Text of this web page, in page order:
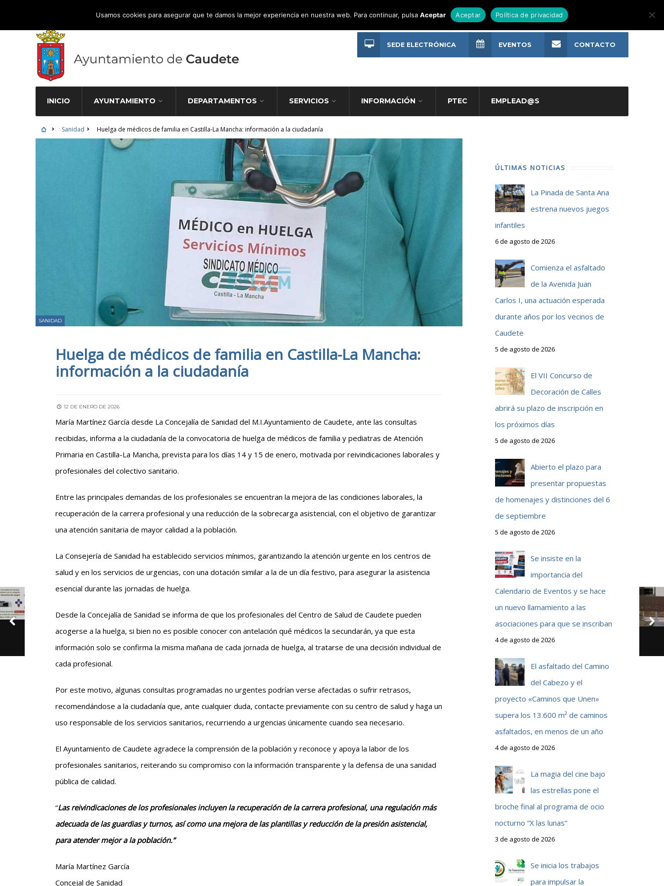
Atención Ciudadana 965 827 000
INICIO AYUNTAMIENTO DEPARTAMENTOS SERVICIOS INFORMACIÓN PTEC EMPLEAD@S
SEDE ELECTRÓNICA EVENTOS CONTACTO
Sanidad Huelga de médicos de familia en Castilla-La Mancha: información a la ciudadanía
SANIDAD
Huelga de médicos de familia en Castilla-La Mancha:
información a la ciudadanía
12 DE ENERO DE 2026
María Martínez García desde La Concejalía de Sanidad del M.I.Ayuntamiento de Caudete, ante las consultas
recibidas, informa a la ciudadanía de la convocatoria de huelga de médicos de familia y pediatras de Atención
Primaria en Castilla-La Mancha, prevista para los días 14 y 15 de enero, motivada por reivindicaciones laborales y
profesionales del colectivo sanitario.
Entre las principales demandas de los profesionales se encuentran la mejora de las condiciones laborales, la
recuperación de la carrera profesional y una reducción de la sobrecarga asistencial, con el objetivo de garantizar
una atención sanitaria de mayor calidad a la población.
La Consejería de Sanidad ha establecido servicios mínimos, garantizando la atención urgente en los centros de
salud y en los servicios de urgencias, con una dotación similar a la de un día festivo, para asegurar la asistencia
esencial durante las jornadas de huelga.
Desde la Concejalía de Sanidad se informa de que los profesionales del Centro de Salud de Caudete pueden
acogerse a la huelga, si bien no es posible conocer con antelación qué médicos la secundarán, ya que esta
información solo se confirma la misma mañana de cada jornada de huelga, al tratarse de una decisión individual de
cada profesional.
Por este motivo, algunas consultas programadas no urgentes podrían verse afectadas o sufrir retrasos,
recomendándose a la ciudadanía que, ante cualquier duda, contacte previamente con su centro de salud y haga un
uso responsable de los servicios sanitarios, recurriendo a urgencias únicamente cuando sea necesario.
El Ayuntamiento de Caudete agradece la comprensión de la población y reconoce y apoya la labor de los
profesionales sanitarios, reiterando su compromiso con la información transparente y la defensa de una sanidad
pública de calidad.
“Las reivindicaciones de los profesionales incluyen la recuperación de la carrera profesional, una regulación más
adecuada de las guardias y turnos, así como una mejora de las plantillas y reducción de la presión asistencial,
para atender mejor a la población.”
María Martínez García
Concejal de Sanidad
ÚLTIMAS NOTICIAS
La Pinada de Santa Ana
estrena nuevos juegos
infantiles
6 de agosto de 2026
Comienza el asfaltado
de la Avenida Juan
Carlos I, una actuación esperada
durante años por los vecinos de
Caudete
5 de agosto de 2026
El VII Concurso de
Decoración de Calles
abrirá su plazo de inscripción en
los próximos días
5 de agosto de 2026
Abierto el plazo para
presentar propuestas
de homenajes y distinciones del 6
de septiembre
5 de agosto de 2026
Se insiste en la
importancia del
Calendario de Eventos y se hace
un nuevo llamamiento a las
asociaciones para que se inscriban
4 de agosto de 2026
El asfaltado del Camino
del Cabezo y el
proyecto «Caminos que Unen»
supera los 13.600 m² de caminos
asfaltados, en menos de un año
4 de agosto de 2026
La magia del cine bajo
las estrellas pone el
broche final al programa de ocio
nocturno “X las lunas”
3 de agosto de 2026
Se inicia los trabajos
para impulsar la
Usamos cookies para asegurar que te damos la mejor experiencia en nuestra web. Para continuar, pulsaAceptar Aceptar Política de privacidad